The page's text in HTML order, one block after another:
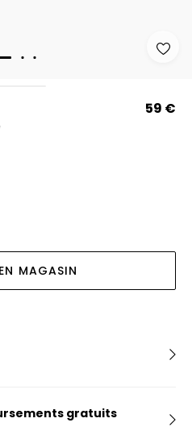
59 €
MAGASIN
gratuits